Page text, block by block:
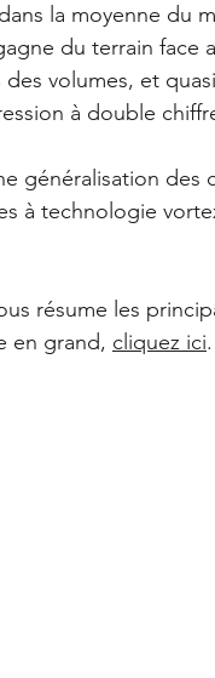
la moyenne du
du terrain
des volumes, et
à double
généralisation
à technologie
résume les
en grand, cliquez ici.